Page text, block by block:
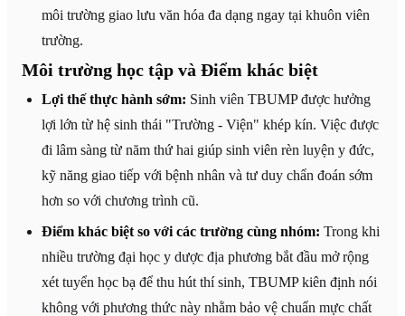
môi trường giao lưu văn hóa đa dạng ngay tại khuôn viên
trường.
Môi trường học tập và Điểm khác biệt
Lợi thế thực hành sớm: Sinh viên TBUMP được hưởng
lợi lớn từ hệ sinh thái "Trường - Viện" khép kín. Việc được
đi lâm sàng từ năm thứ hai giúp sinh viên rèn luyện y đức,
kỹ năng giao tiếp với bệnh nhân và tư duy chẩn đoán sớm
hơn so với chương trình cũ.
Điểm khác biệt so với các trường cùng nhóm: Trong khi
nhiều trường đại học y dược địa phương bắt đầu mở rộng
xét tuyển học bạ để thu hút thí sinh, TBUMP kiên định nói
không với phương thức này nhằm bảo vệ chuẩn mực chất